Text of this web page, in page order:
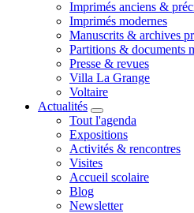
Imprimés anciens &
Imprimés modernes
Manuscrits & archives
Partitions & documents
Presse & revues
Villa La Grange
Voltaire
Actualités
Tout l'agenda
Expositions
Activités & rencontres
Visites
Accueil scolaire
Blog
Newsletter